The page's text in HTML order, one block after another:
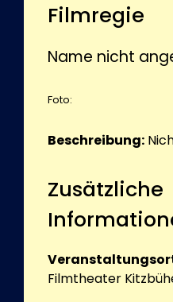
Filmregie
Name nicht
Foto:
Beschreibung:
Zusätzliche
Filmtheater